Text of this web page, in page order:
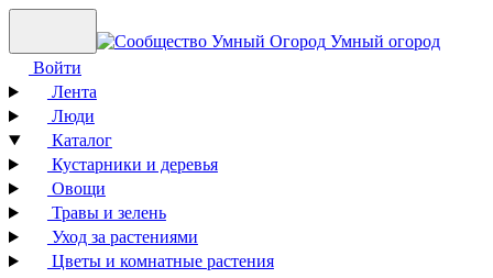
Умный огород
Войти
Лента
Люди
Каталог
Кустарники и деревья
Овощи
Травы и зелень
Уход за растениями
Цветы и комнатные растения